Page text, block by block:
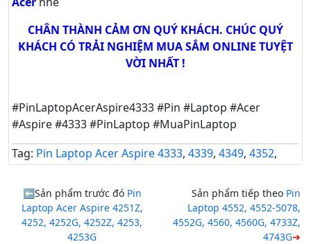
CHÂN THÀNH CẢM ƠN QUÝ KHÁCH. CHÚC QUÝ
KHÁCH CÓ TRẢI NGHIỆM MUA SẮM ONLINE TUYỆT
VỜI NHẤT !
#PinLaptopAcerAspire4333 #Pin #Laptop #Acer
#Aspire #4333 #PinLaptop #MuaPinLaptop
Tag: Pin Laptop Acer Aspire 4333, 4339, 4349, 4352,
Sản phẩm trước đó Pin
Laptop Acer Aspire 4251Z,
4252, 4252G, 4252Z, 4253,
4253G
Sản phẩm tiếp theo Pin
Laptop 4552, 4552-5078,
4552G, 4560, 4560G, 4733Z,
4743G